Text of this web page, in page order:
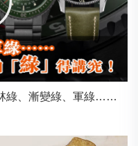
綠、漸變綠、軍綠……